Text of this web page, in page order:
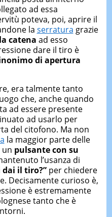
ad essa
poteva, poi, aprire il
la serratura grazie
catena ad esso
dare il tiro è
di apertura
era talmente tanto
che, anche quando
ad essere presente
ad usarlo per
del citofono. Ma non
la maggior parte delle
un pulsante con su
l’usanza di
dai il tiro?”per chiedere
Decisamente curioso è,
è estremamente
tanto che è